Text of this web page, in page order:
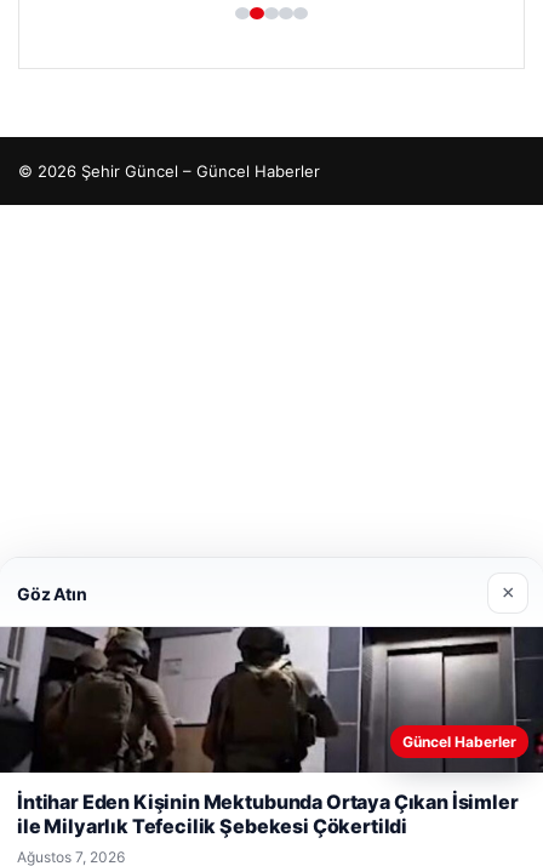
© 2026 Şehir Güncel – Güncel Haberler
Web sitemizi nasıl kullandığınızı daha iyi anlayabilmek,
kullanıyoruz.Çerez Politikamız
Reddet Kabul Et
Göz Atın ×
Güncel Haberler
İntihar Eden Kişinin Mektubunda Ortaya Çıkan İsimler
ile Milyarlık Tefecilik Şebekesi Çökertildi
Ağustos 7, 2026